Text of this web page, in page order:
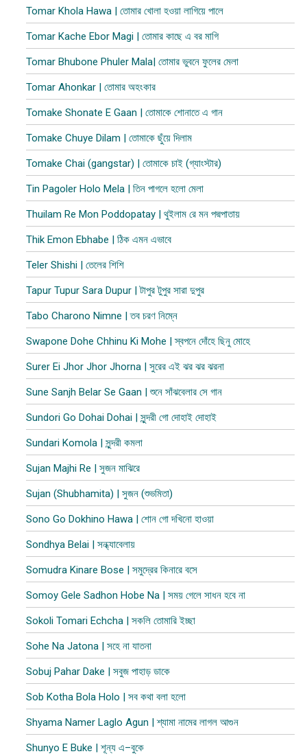
Tomar Khola Hawa | তোমার খোলা হওয়া লাগিয়ে পালে
Tomar Kache Ebor Magi | তোমার কাছে এ বর মাগি
Tomar Bhubone Phuler Mala| তোমার ভুবনে ফুলের মেলা
Tomar Ahonkar | তোমার অহংকার
Tomake Shonate E Gaan | তোমাকে শোনাতে এ গান
Tomake Chuye Dilam | তোমাকে ছুঁয়ে দিলাম​
Tomake Chai (gangstar) | তোমাকে চাই (গ্যাংস্টার)
Tin Pagoler Holo Mela | তিন পাগলে হলো মেলা
Thuilam Re Mon Poddopatay | থুইলাম রে মন পদ্মপাতায়
Thik Emon Ebhabe | ঠিক এমন এভাবে
Teler Shishi | তেলের শিশি
Tapur Tupur Sara Dupur | টাপুর টুপুর সারা দুপুর
Tabo Charono Nimne | তব চরণ নিম্নে
Swapone Dohe Chhinu Ki Mohe | স্বপনে দোঁহে ছিনু মোহে
Surer Ei Jhor Jhor Jhorna | সুরের এই ঝর ঝর ঝরনা
Sune Sanjh Belar Se Gaan | শুনে সাঁঝবেলার সে গান
Sundori Go Dohai Dohai | সুন্দরী গো দোহাই দোহাই
Sundari Komola | সুন্দরী কমলা
Sujan Majhi Re | সুজন মাঝিরে
Sujan (Shubhamita) | সুজন (শুভমিতা)
Sono Go Dokhino Hawa | শোন গো দখিনো হাওয়া
Sondhya Belai | সন্ধ্যাবেলায়
Somudra Kinare Bose | সমুদ্রের কিনারে বসে
Somoy Gele Sadhon Hobe Na | সময় গেলে সাধন হবে না
Sokoli Tomari Echcha | সকলি তোমারি ইচ্ছা
Sohe Na Jatona | সহে না যাতনা
Sobuj Pahar Dake | সবুজ পাহাড় ডাকে
Sob Kotha Bola Holo | সব কথা বলা হলো
Shyama Namer Laglo Agun | শ্যামা নামের লাগল আগুন
Shunyo E Buke | শূন্য এ–বুকে